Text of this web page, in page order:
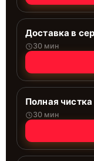
Доставка в
30 мин
Полная чистка
30 мин